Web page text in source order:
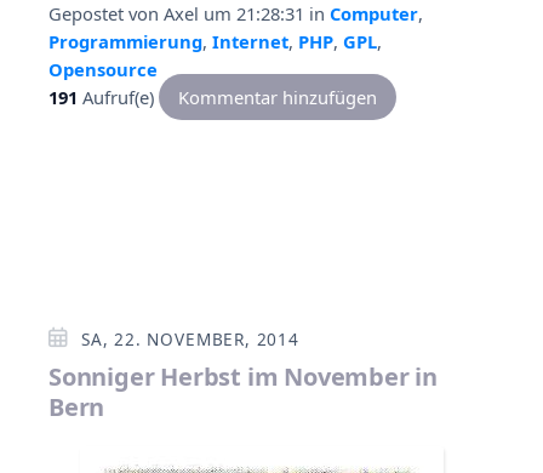
Gepostet von Axel um 21:28:31 in Computer,
Programmierung, Internet, PHP, GPL,
Opensource
191 Aufruf(e) Kommentar hinzufügen
SA, 22. NOVEMBER, 2014
Sonniger Herbst im November in
Bern